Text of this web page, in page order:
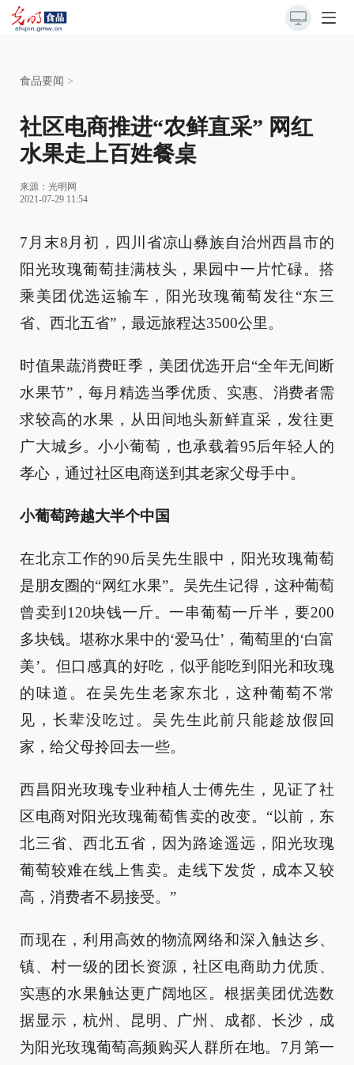
食品要闻 >
社区电商推进“农鲜直采” 网红
水果走上百姓餐桌
来源：光明网
2021-07-29 11:54
7月末8月初，四川省凉山彝族自治州西昌市的
阳光玫瑰葡萄挂满枝头，果园中一片忙碌。搭
乘美团优选运输车，阳光玫瑰葡萄发往“东三
省、西北五省”，最远旅程达3500公里。
时值果蔬消费旺季，美团优选开启“全年无间断
水果节”，每月精选当季优质、实惠、消费者需
求较高的水果，从田间地头新鲜直采，发往更
广大城乡。小小葡萄，也承载着95后年轻人的
孝心，通过社区电商送到其老家父母手中。
小葡萄跨越大半个中国
在北京工作的90后吴先生眼中，阳光玫瑰葡萄
是朋友圈的“网红水果”。吴先生记得，这种葡萄
曾卖到120块钱一斤。一串葡萄一斤半，要200
多块钱。堪称水果中的‘爱马仕’，葡萄里的‘白富
美’。但口感真的好吃，似乎能吃到阳光和玫瑰
的味道。在吴先生老家东北，这种葡萄不常
见，长辈没吃过。吴先生此前只能趁放假回
家，给父母拎回去一些。
西昌阳光玫瑰专业种植人士傅先生，见证了社
区电商对阳光玫瑰葡萄售卖的改变。“以前，东
北三省、西北五省，因为路途遥远，阳光玫瑰
葡萄较难在线上售卖。走线下发货，成本又较
高，消费者不易接受。”
而现在，利用高效的物流网络和深入触达乡、
镇、村一级的团长资源，社区电商助力优质、
实惠的水果触达更广阔地区。根据美团优选数
据显示，杭州、昆明、广州、成都、长沙，成
为阳光玫瑰葡萄高频购买人群所在地。7月第一